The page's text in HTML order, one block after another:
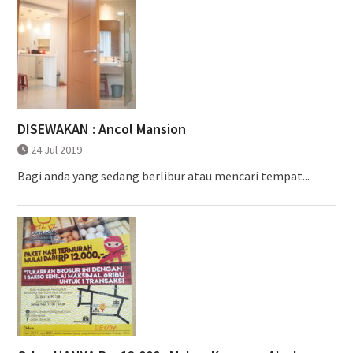
DISEWAKAN : Ancol Mansion
24 Jul 2019
Bagi anda yang sedang berlibur atau mencari tempat...